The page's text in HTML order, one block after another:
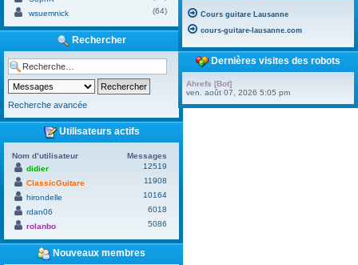
wsuemnick
(64)
Rechercher
Recherche avancée
Utilisateurs actifs
Nom d’utilisateur
Messages
didier
12519
ClassicGuitare
11908
hirondelle
10164
rdan06
6018
rolanbo
5086
Nouveaux membres
Cours guitare Lausanne
cours-guitare-lausanne.com
Dernières visites des robots
Ahrefs [Bot]
ven. août 07, 2026 5:05 pm